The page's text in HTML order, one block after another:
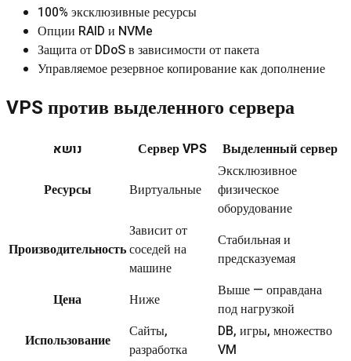
100% эксклюзивные ресурсы
Опции RAID и NVMe
Защита от DDoS в зависимости от пакета
Управляемое резервное копирование как дополнение
VPS против выделенного сервера
נושא Сервер VPS Выделенный сервер
Ресурсы Виртуальные
Эксклюзивное
физическое
оборудование
Производительность
Зависит от
соседей на
машине
Стабильная и
предсказуемая
Цена Ниже
Выше — оправдана
под нагрузкой
Использование
Сайты,
разработка
DB, игры, множество
VM